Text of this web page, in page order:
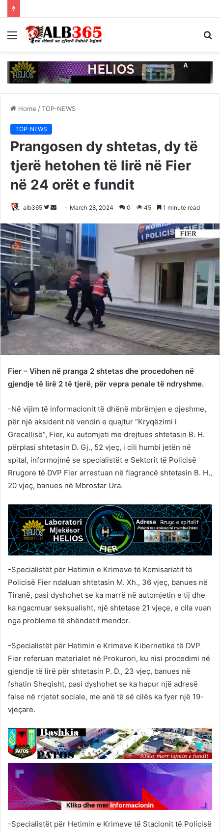
Menu
Home /TOP-NEWS
TOP-NEWS
Prangosen dy shtetas, dy të
tjerë hetohen të lirë në Fier
në 24 orët e fundit
alb365
Follow
Twitter
Send
email
March 28, 2024 0 45 1 minute read
Fier – Vihen në pranga 2 shtetas dhe procedohen në
gjendje të lirë 2 të tjerë, për vepra penale të ndryshme.
-Në vijim të informacionit të dhënë mbrëmjen e djeshme,
për një aksident në vendin e quajtur “Kryqëzimi i
Grecallisë”, Fier, ku automjeti me drejtues shtetasin B. H.
përplasi shtetasin D. Gj., 52 vjeç, i cili humbi jetën në
spital, informojmë se specialistët e Sektorit të Policisë
Rrugore të DVP Fier arrestuan në flagrancë shtetasin B. H.,
20 vjeç, banues në Mbrostar Ura.
-Specialistët për Hetimin e Krimeve të Komisariatit të
Policisë Fier ndaluan shtetasin M. Xh., 36 vjeç, banues në
Tiranë, pasi dyshohet se ka marrë në automjetin e tij dhe
ka ngacmuar seksualisht, një shtetase 21 vjeçe, e cila vuan
nga probleme të shëndetit mendor.
-Specialistët për Hetimin e Krimeve Kibernetike të DVP
Fier referuan materialet në Prokurori, ku nisi procedimi në
gjendje të lirë për shtetasin P. D., 23 vjeç, banues në
fshatin Sheqisht, pasi dyshohet se ka hapur një adresë
false në rrjetet sociale, me anë të së cilës ka fyer një 19-
vjeçare.
-Specialistët për Hetimin e Krimeve të Stacionit të Policisë